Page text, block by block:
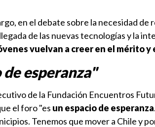
en el debate sobre la necesidad de
de las nuevas tecnologías y la
vuelvan a creer en el mérito y
esperanza"
de la Fundación Encuentros
el foro "es un espacio de esperanza
Tenemos que mover a Chile y